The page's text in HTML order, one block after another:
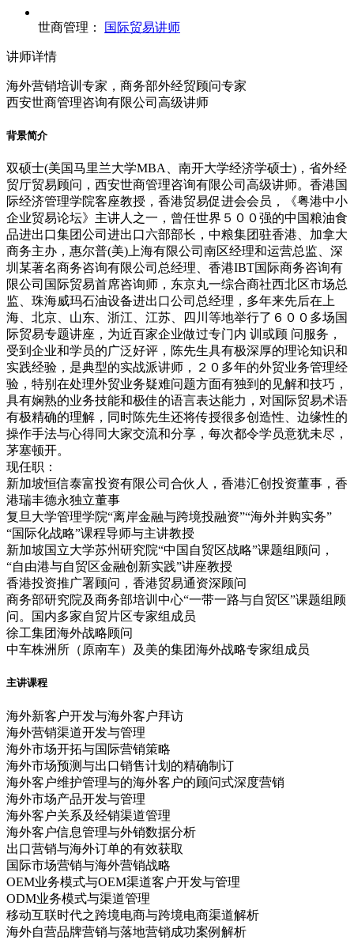
世商管理： 国际贸易讲师
讲师详情
海外营销培训专家，商务部外经贸顾问专家
西安世商管理咨询有限公司高级讲师
背景简介
双硕士(美国马里兰大学MBA、南开大学经济学硕士)，省外经
贸厅贸易顾问，西安世商管理咨询有限公司高级讲师。香港国
际经济管理学院客座教授，香港贸易促进会会员，《粤港中小
企业贸易论坛》主讲人之一，曾任世界５００强的中国粮油食
品进出口集团公司进出口六部部长，中粮集团驻香港、加拿大
商务主办，惠尔普(美)上海有限公司南区经理和运营总监、深
圳某著名商务咨询有限公司总经理、香港IBT国际商务咨询有
限公司国际贸易首席咨询师，东京丸一综合商社西北区市场总
监、珠海威玛石油设备进出口公司总经理，多年来先后在上
海、北京、山东、浙江、江苏、四川等地举行了６００多场国
际贸易专题讲座，为近百家企业做过专门内 训或顾 问服务，
受到企业和学员的广泛好评，陈先生具有极深厚的理论知识和
实践经验，是典型的实战派讲师，２０多年的外贸业务管理经
验，特别在处理外贸业务疑难问题方面有独到的见解和技巧，
具有娴熟的业务技能和极佳的语言表达能力，对国际贸易术语
有极精确的理解，同时陈先生还将传授很多创造性、边缘性的
操作手法与心得同大家交流和分享，每次都令学员意犹未尽，
茅塞顿开。
现任职：
新加坡恒信泰富投资有限公司合伙人，香港汇创投资董事，香
港瑞丰德永独立董事
复旦大学管理学院“离岸金融与跨境投融资”“海外并购实务”
“国际化战略”课程导师与主讲教授
新加坡国立大学苏州研究院“中国自贸区战略”课题组顾问，
“自由港与自贸区金融创新实践”讲座教授
香港投资推广署顾问，香港贸易通资深顾问
商务部研究院及商务部培训中心“一带一路与自贸区”课题组顾
问。国内多家自贸片区专家组成员
徐工集团海外战略顾问
中车株洲所（原南车）及美的集团海外战略专家组成员
主讲课程
海外新客户开发与海外客户拜访
海外营销渠道开发与管理
海外市场开拓与国际营销策略
海外市场预测与出口销售计划的精确制订
海外客户维护管理与的海外客户的顾问式深度营销
海外市场产品开发与管理
海外客户关系及经销渠道管理
海外客户信息管理与外销数据分析
出口营销与海外订单的有效获取
国际市场营销与海外营销战略
OEM业务模式与OEM渠道客户开发与管理
ODM业务模式与渠道管理
移动互联时代之跨境电商与跨境电商渠道解析
海外自营品牌营销与落地营销成功案例解析